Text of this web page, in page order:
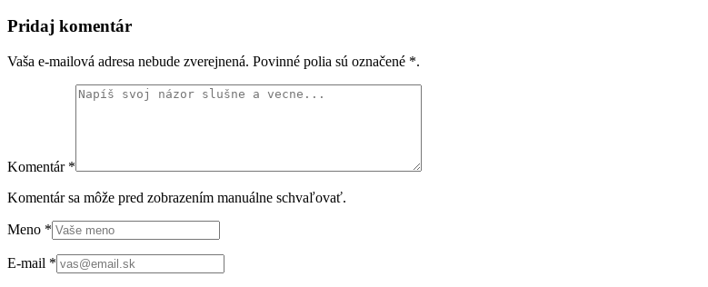
Pridaj komentár
Vaša e-mailová adresa nebude zverejnená. Povinné polia sú označené *.
Komentár *
Komentár sa môže pred zobrazením manuálne schvaľovať.
Meno *
E-mail *